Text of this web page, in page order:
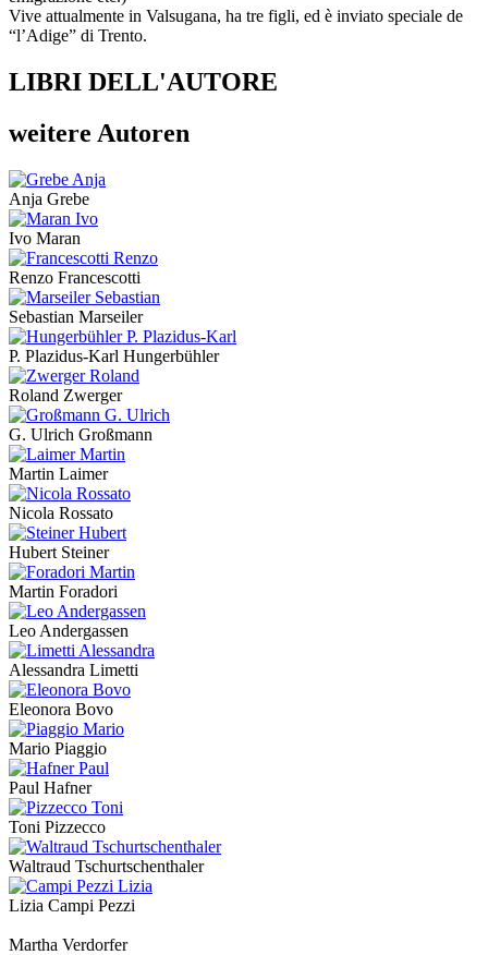
Vive attualmente in Valsugana, ha tre figli, ed è inviato speciale de
“l’Adige” di Trento.
LIBRI DELL'AUTORE
weitere Autoren
Anja Grebe
Ivo Maran
Renzo Francescotti
Sebastian Marseiler
P. Plazidus-Karl Hungerbühler
Roland Zwerger
G. Ulrich Großmann
Martin Laimer
Nicola Rossato
Hubert Steiner
Martin Foradori
Leo Andergassen
Alessandra Limetti
Eleonora Bovo
Mario Piaggio
Paul Hafner
Toni Pizzecco
Waltraud Tschurtschenthaler
Lizia Campi Pezzi
Martha Verdorfer